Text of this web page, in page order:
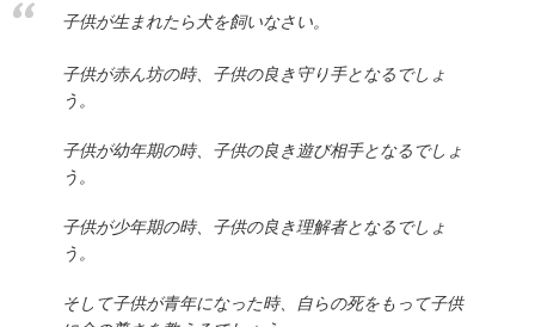
子供が生まれたら犬を飼いなさい。
子供が赤ん坊の時、子供の良き守り手となるでしょ
う。
子供が幼年期の時、子供の良き遊び相手となるでしょ
う。
子供が少年期の時、子供の良き理解者となるでしょ
う。
そして子供が青年になった時、自らの死をもって子供